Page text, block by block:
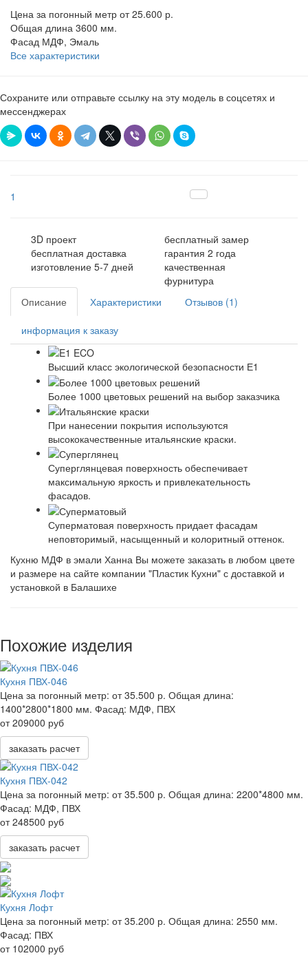
Цена за погонный метр от 25.600 р.
Общая длина 3600 мм.
Фасад МДФ, Эмаль
Все характеристики
Сохраните или отправьте ссылку на эту модель в соцсетях и
мессенджерах
1
3D проект
бесплатный замер
бесплатная доставка
гарантия 2 года
изготовление 5-7 дней
качественная
фурнитура
Описание
Характеристики Отзывов (1)
информация к заказу
Высший класс экологической безопасности Е1
Более 1000 цветовых решений на выбор заказчика
При нанесении покрытия используются
высококачественные итальянские краски.
Суперглянцевая поверхность обеспечивает
максимальную яркость и привлекательность
фасадов.
Суперматовая поверхность придает фасадам
неповторимый, насыщенный и колоритный оттенок.
Кухню МДФ в эмали Ханна Вы можете заказать в любом цвете
и размере на сайте компании "Пластик Кухни" с доставкой и
установкой в Балашихе
Похожие изделия
Кухня ПВХ-046
Цена за погонный метр: от 35.500 р. Общая длина:
1400*2800*1800 мм. Фасад: МДФ, ПВХ
от 209000 руб
заказать расчет
Кухня ПВХ-042
Цена за погонный метр: от 35.500 р. Общая длина: 2200*4800 мм.
Фасад: МДФ, ПВХ
от 248500 руб
заказать расчет
Кухня Лофт
Цена за погонный метр: от 35.200 р. Общая длина: 2550 мм.
Фасад: ПВХ
от 102000 руб